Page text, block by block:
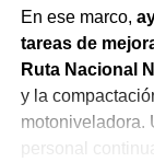
En ese marco,
tareas de
Ruta Nacional
y la
motoniveladora.
personal